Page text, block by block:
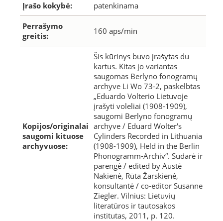
Įrašo kokybė: patenkinama
Perrašymo
greitis:
160 aps/min
Kopijos/originalai
saugomi kituose
archyvuose:
Šis kūrinys buvo įrašytas du
kartus. Kitas jo variantas
saugomas Berlyno fonogramų
archyve Li Wo 73-2, paskelbtas
„Eduardo Volterio Lietuvoje
įrašyti voleliai (1908-1909),
saugomi Berlyno fonogramų
archyve / Eduard Wolter's
Cylinders Recorded in Lithuania
(1908-1909), Held in the Berlin
Phonogramm-Archiv“. Sudarė ir
parengė / edited by Austė
Nakienė, Rūta Žarskienė,
konsultantė / co-editor Susanne
Ziegler. Vilnius: Lietuvių
literatūros ir tautosakos
institutas, 2011, p. 120.